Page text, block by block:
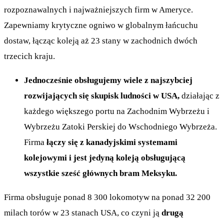
rozpoznawalnych i najważniejszych firm w Ameryce.
Zapewniamy krytyczne ogniwo w globalnym łańcuchu
dostaw, łącząc koleją aż 23 stany w zachodnich dwóch
trzecich kraju.
Jednocześnie obsługujemy wiele z najszybciej
rozwijających się skupisk ludności w USA, działając z
każdego większego portu na Zachodnim Wybrzeżu i
Wybrzeżu Zatoki Perskiej do Wschodniego Wybrzeża.
Firma łączy się z kanadyjskimi systemami
kolejowymi i jest jedyną koleją obsługującą
wszystkie sześć głównych bram Meksyku.
Firma obsługuje ponad 8 300 lokomotyw na ponad 32 200
milach torów w 23 stanach USA, co czyni ją drugą